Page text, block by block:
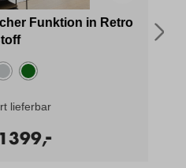
Funktion in Retro
lieferbar
1399,
-